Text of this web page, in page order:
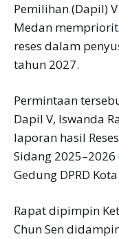
Pemilihan (Dapil)
Medan
reses dalam
tahun 2027.
Permintaan
Dapil V, Iswanda
laporan hasil
Sidang
Gedung DPRD
Rapat dipimpin
Chun Sen